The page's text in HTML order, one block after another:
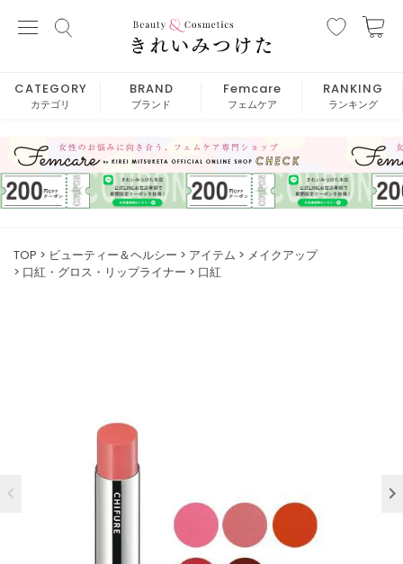
CATEGORY
カテゴリ
BRAND
ブランド
Femcare
フェムケア
RANKING
ランキング
TOP ビューティー＆ヘルシー アイテム
メイクアップ
口紅・グロス・リップライナー
口紅